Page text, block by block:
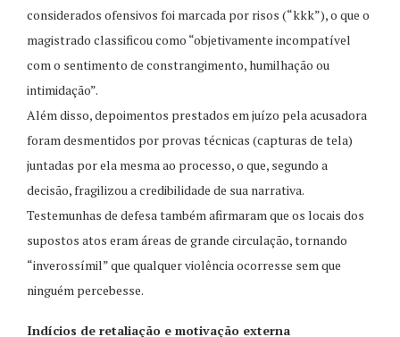
considerados ofensivos foi marcada por risos (“kkk”), o que o
magistrado classificou como “objetivamente incompatível
com o sentimento de constrangimento, humilhação ou
intimidação”.
Além disso, depoimentos prestados em juízo pela acusadora
foram desmentidos por provas técnicas (capturas de tela)
juntadas por ela mesma ao processo, o que, segundo a
decisão, fragilizou a credibilidade de sua narrativa.
Testemunhas de defesa também afirmaram que os locais dos
supostos atos eram áreas de grande circulação, tornando
“inverossímil” que qualquer violência ocorresse sem que
ninguém percebesse.
Indícios de retaliação e motivação externa